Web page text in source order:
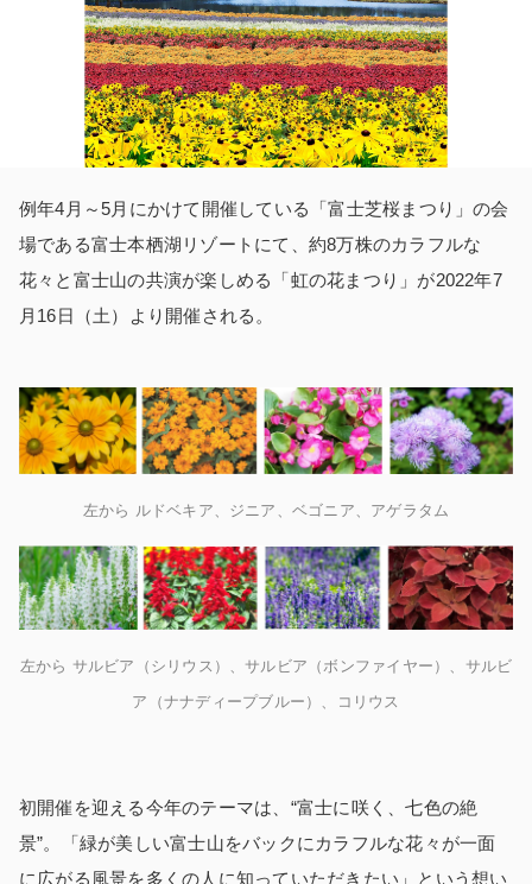
例年4月～5月にかけて開催している「富士芝桜まつり」の会
場である富士本栖湖リゾートにて、約8万株のカラフルな
花々と富士山の共演が楽しめる「虹の花まつり」が2022年7
月16日（土）より開催される。
左から ルドベキア、ジニア、ベゴニア、アゲラタム
左から サルビア（シリウス）、サルビア（ボンファイヤー）、サルビ
ア（ナナディープブルー）、コリウス
初開催を迎える今年のテーマは、“富士に咲く、七色の絶
景”。「緑が美しい富士山をバックにカラフルな花々が一面
に広がる風景を多くの人に知っていただきたい」という想い